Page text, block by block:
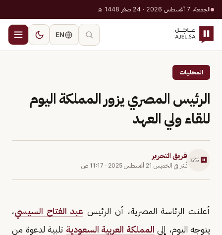
الجمعة، 7 أغسطس 2026 · 24 صفر 1448 هـ
EN
المحليات
الرئيس المصري يزور المملكة اليوم
للقاء ولي العهد
فريق التحرير
نُشر في الخميس 21 أغسطس 2025 · 11:17 ص
أعلنت الرئاسة المصرية، أن الرئيس عبد الفتاح السيسي،
يتوجه اليوم، إلى المملكة العربية السعودية تلبية لدعوة من